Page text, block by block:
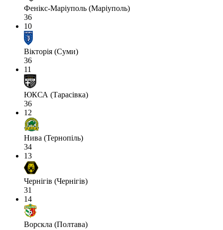
Фенікс-Маріуполь (Маріуполь)
36
10
Вікторія (Суми)
36
11
ЮКСА (Тарасівка)
36
12
Нива (Тернопіль)
34
13
Чернігів (Чернігів)
31
14
Ворскла (Полтава)